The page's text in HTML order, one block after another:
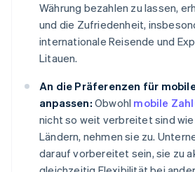
Währung bezahlen zu lassen,
und die Zufriedenheit,
internationale Reisende und
Litauen.
An die Präferenzen für
anpassen: Obwohl mobile
nicht so weit verbreitet sind wie
Ländern, nehmen sie zu.
darauf vorbereitet sein, sie zu